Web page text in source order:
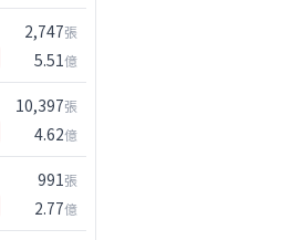
2,747張
5.51億
10,397張
4.62億
991張
2.77億